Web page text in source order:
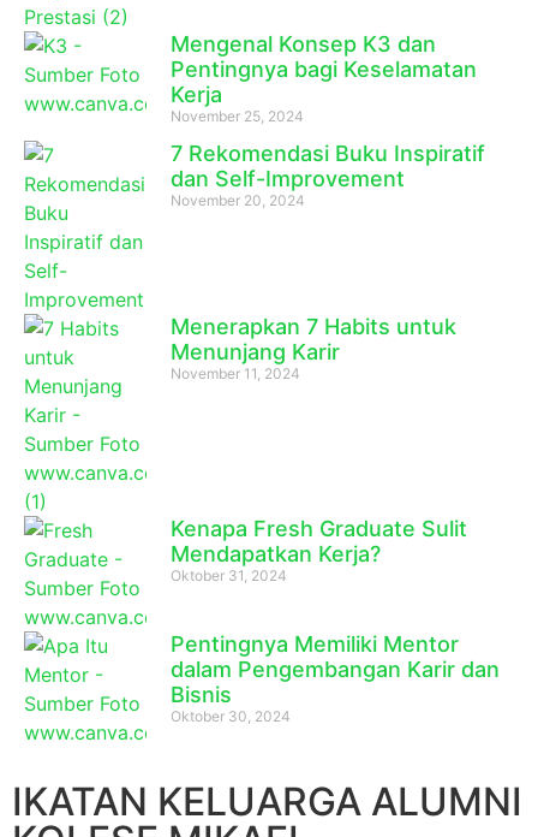
Mengenal Konsep K3 dan
Pentingnya bagi Keselamatan
Kerja
November 25, 2024
7 Rekomendasi Buku Inspiratif
dan Self-Improvement
November 20, 2024
Menerapkan 7 Habits untuk
Menunjang Karir
November 11, 2024
Kenapa Fresh Graduate Sulit
Mendapatkan Kerja?
Oktober 31, 2024
Pentingnya Memiliki Mentor
dalam Pengembangan Karir dan
Bisnis
Oktober 30, 2024
IKATAN KELUARGA ALUMNI